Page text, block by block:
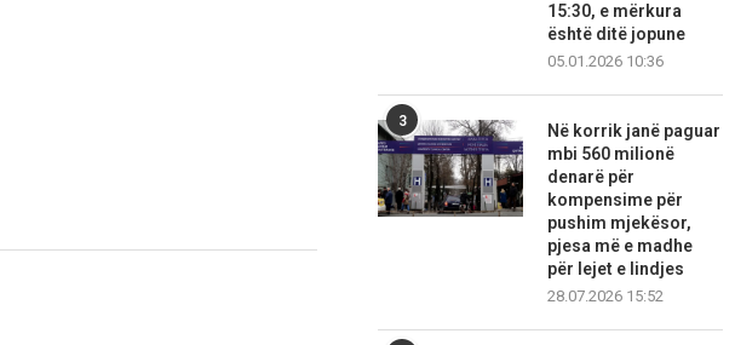
15:30, e mërkura
është ditë jopune
05.01.2026 10:36
3
Në korrik janë paguar
mbi 560 milionë
denarë për
kompensime për
pushim mjekësor,
pjesa më e madhe
për lejet e lindjes
28.07.2026 15:52